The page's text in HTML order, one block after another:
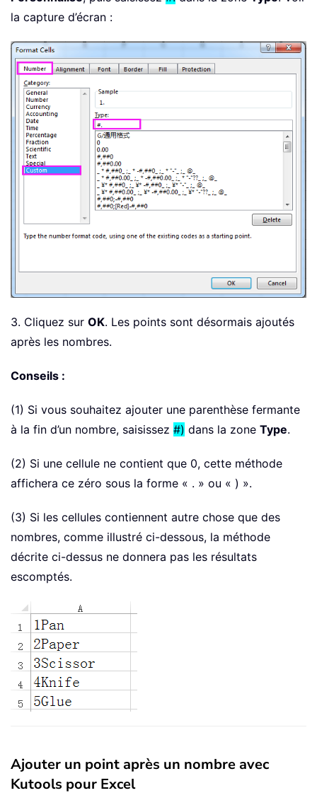
la capture d’écran :
3. Cliquez sur OK. Les points sont désormais ajoutés
après les nombres.
Conseils :
(1) Si vous souhaitez ajouter une parenthèse fermante
à la fin d’un nombre, saisissez #) dans la zone Type.
(2) Si une cellule ne contient que 0, cette méthode
affichera ce zéro sous la forme « . » ou « ) ».
(3) Si les cellules contiennent autre chose que des
nombres, comme illustré ci-dessous, la méthode
décrite ci-dessus ne donnera pas les résultats
escomptés.
Ajouter un point après un nombre avec
Kutools pour Excel